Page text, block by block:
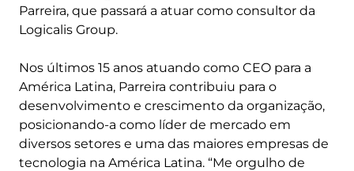
Parreira, que passará a atuar como consultor da
Logicalis Group.
Nos últimos 15 anos atuando como CEO para a
América Latina, Parreira contribuiu para o
desenvolvimento e crescimento da organização,
posicionando-a como líder de mercado em
diversos setores e uma das maiores empresas de
tecnologia na América Latina. “Me orgulho de